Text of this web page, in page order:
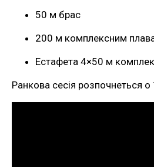
50 м брас
200 м комплексним
Естафета 4×50 м
Ранкова сесія розпочнеться о